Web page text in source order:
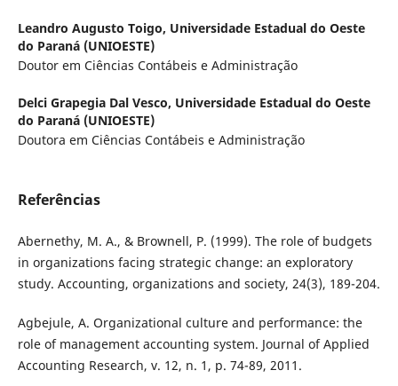
Leandro Augusto Toigo, Universidade Estadual do Oeste
do Paraná (UNIOESTE)
Doutor em Ciências Contábeis e Administração
Delci Grapegia Dal Vesco, Universidade Estadual do Oeste
do Paraná (UNIOESTE)
Doutora em Ciências Contábeis e Administração
Referências
Abernethy, M. A., & Brownell, P. (1999). The role of budgets
in organizations facing strategic change: an exploratory
study. Accounting, organizations and society, 24(3), 189-204.
Agbejule, A. Organizational culture and performance: the
role of management accounting system. Journal of Applied
Accounting Research, v. 12, n. 1, p. 74-89, 2011.